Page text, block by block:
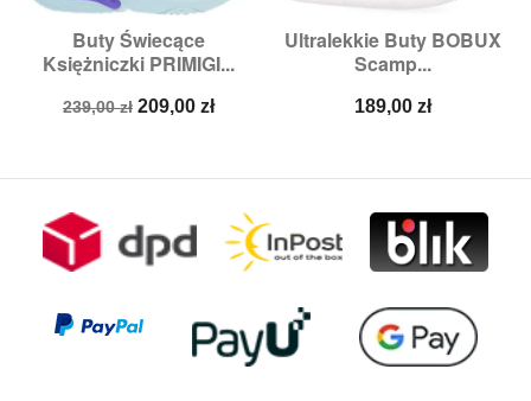
Buty Świecące
Księżniczki PRIMIGI...
Cena
239,00 zł Cena
209,00 zł
Ultralekkie Buty BOBUX
Scamp...
Cena
189,00 zł